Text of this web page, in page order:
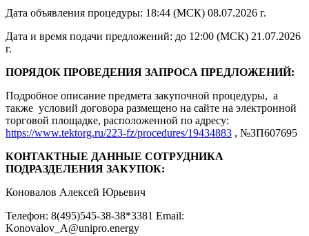
Дата объявления процедуры: 18:44 (МСК) 08.07.2026 г.
Дата и время подачи предложений: до 12:00 (МСК) 21.07.2026
г.
ПОРЯДОК ПРОВЕДЕНИЯ ЗАПРОСА ПРЕДЛОЖЕНИЙ:
Подробное описание предмета закупочной процедуры, а
также условий договора размещено на сайте на электронной
торговой площадке, расположенной по адресу:
https://www.tektorg.ru/223-fz/procedures/19434883 , №ЗП607695
КОНТАКТНЫЕ ДАННЫЕ СОТРУДНИКА
ПОДРАЗДЕЛЕНИЯ ЗАКУПОК:
Коновалов Алексей Юрьевич
Телефон: 8(495)545-38-38*3381 Email:
Konovalov_A@unipro.energy